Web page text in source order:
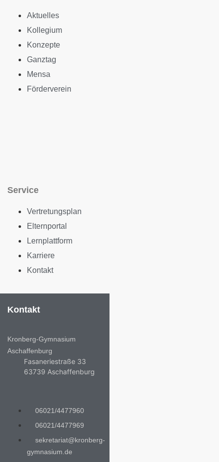
Aktuelles
Kollegium
Konzepte
Ganztag
Mensa
Förderverein
Service
Vertretungsplan
Elternportal
Lernplattform
Karriere
Kontakt
Kontakt
Kronberg-Gymnasium
Aschaffenburg
Fasaneriestraße 33
63739 Aschaffenburg
06021/4477960
06021/4477969
sekretariat@kronberg-
gymnasium.de